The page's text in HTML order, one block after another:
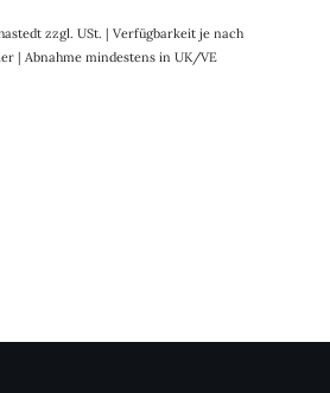
zzgl. USt. | Verfügbarkeit je nach
| Abnahme mindestens in UK/VE